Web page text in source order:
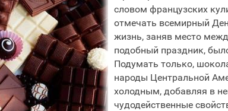
словом французских
отмечать всемирный
жизнь, заняв место
подобный праздник,
Подумать только,
народы Центральной
холодным, добавляя в
чудодейственные